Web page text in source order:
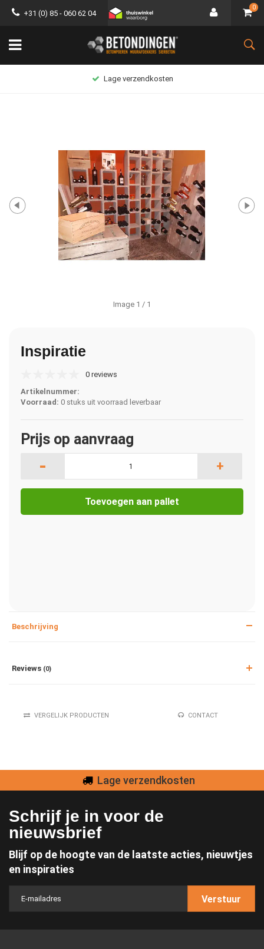
+31 (0) 85 - 060 62 04
0
Lage verzendkosten
Image 1 / 1
Inspiratie
0 reviews
Artikelnummer:
Voorraad: 0 stuks uit voorraad leverbaar
Prijs op aanvraag
- +
Toevoegen aan pallet
Beschrijving
Reviews (0)
VERGELIJK PRODUCTEN CONTACT
Lage verzendkosten
Schrijf je in voor de
nieuwsbrief
Blijf op de hoogte van de laatste acties, nieuwtjes
en inspiraties
Verstuur